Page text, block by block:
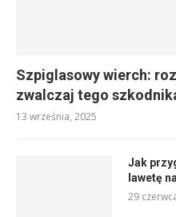
Szpiglasowy wierch:
zwalczaj tego
13 września, 2025
Jak
lawetę
29